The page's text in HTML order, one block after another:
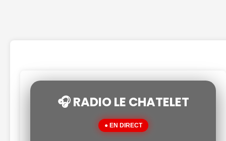
🎧 RADIO LE CHATELET
● EN DIRECT